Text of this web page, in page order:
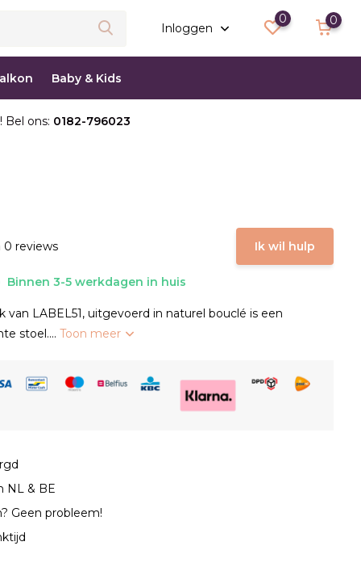
Inloggen
0 0
Baby & Kids
Bel ons: 0182-796023
0 reviews Ik wil hulp
Binnen 3-5 werkdagen in huis
van LABEL51, uitgevoerd in naturel bouclé is een
stoel....Toon meer
NL & BE
Geen probleem!